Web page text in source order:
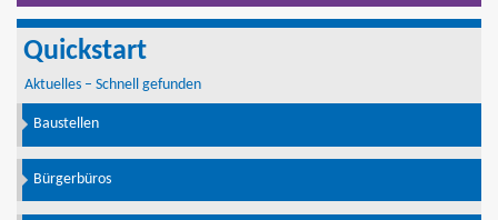
Quickstart
Aktuelles – Schnell gefunden
Baustellen
Bürgerbüros